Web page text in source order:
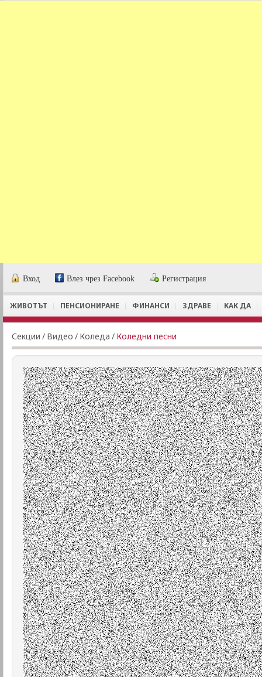
Вход Влез чрез Facebook Регистрация
ЖИВОТЪТ ПЕНСИОНИРАНЕ ФИНАНСИ ЗДРАВЕ КАК ДА
Секции / Видеo / Коледа / Коледни песни